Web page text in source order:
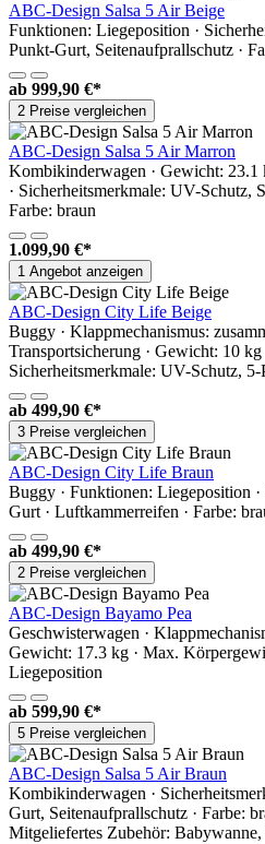
ABC-Design Salsa 5 Air Beige
Funktionen: Liegeposition ·
Punkt-Gurt, Seitenaufprallschutz ·
ab 999,90 €*
2 Preise vergleichen
ABC-Design Salsa 5 Air Marron
Kombikinderwagen · Gewicht:
· Sicherheitsmerkmale: UV-Schutz,
Farbe: braun
1.099,90 €*
1 Angebot anzeigen
ABC-Design City Life Beige
Buggy · Klappmechanismus:
Transportsicherung · Gewicht: 10
Sicherheitsmerkmale: UV-Schutz,
ab 499,90 €*
3 Preise vergleichen
ABC-Design City Life Braun
Buggy · Funktionen: Liegeposition
Gurt · Luftkammerreifen · Farbe:
ab 499,90 €*
2 Preise vergleichen
ABC-Design Bayamo Pea
Geschwisterwagen ·
Gewicht: 17.3 kg · Max.
Liegeposition
ab 599,90 €*
5 Preise vergleichen
ABC-Design Salsa 5 Air Braun
Kombikinderwagen ·
Gurt, Seitenaufprallschutz · Farbe:
Mitgeliefertes Zubehör: